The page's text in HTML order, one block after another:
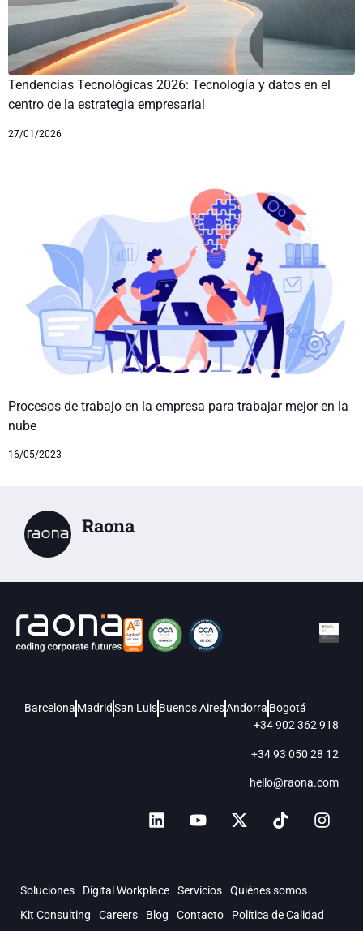
Tendencias Tecnológicas 2026: Tecnología y datos en el
centro de la estrategia empresarial
27/01/2026
Procesos de trabajo en la empresa para trabajar mejor en la
nube
16/05/2023
Raona
Barcelona MadridSan LuisBuenos AiresAndorra Bogotá
+34 902 362 918
+34 93 050 28 12
hello@raona.com
Soluciones Digital Workplace Servicios
Quiénes somos
Kit Consulting
Careers Blog Contacto Política de Calidad